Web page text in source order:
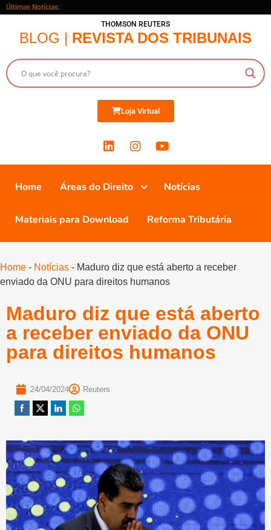
Últimas Notícias:
THOMSON REUTERS
BLOG | REVISTA DOS TRIBUNAIS
Loja Virtual
Home Áreas do Direito Notícias
Materiais para Download Reforma Tributária
Home - Notícias - Maduro diz que está aberto a receber
enviado da ONU para direitos humanos
Maduro diz que está aberto
a receber enviado da ONU
para direitos humanos
24/04/2024 Reuters